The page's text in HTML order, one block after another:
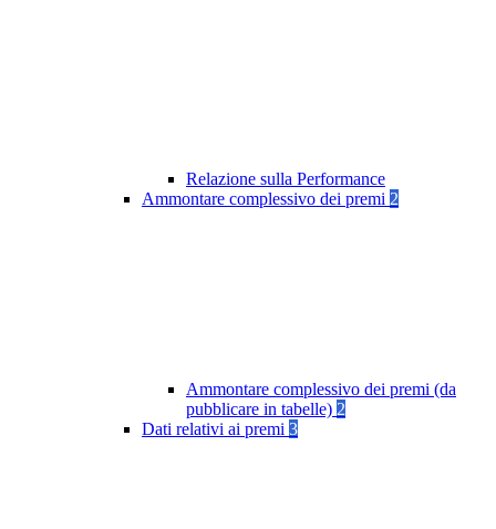
Relazione sulla Performance
Ammontare complessivo dei premi 2
Ammontare complessivo dei premi (da
pubblicare in tabelle) 2
Dati relativi ai premi 3